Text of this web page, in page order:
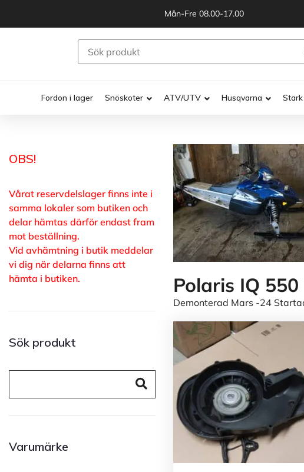
Mån-Fre 08.00-17.00
Fordon i lager Snöskoter ATV/UTV Husqvarna
OBS!
Vårat reservdelslager finns inte i
samma lokaler som butiken och
delar hämtas därför endast fram
mot beställning.
Vid avhämtning i butik meddelar
vi dig när delarna finns att
hämta i butiken.
Sök produkt
Varumärke
Polaris IQ
Demonterad Mars -24